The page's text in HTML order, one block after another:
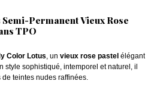
Permanent Vieux Rose
TPO
Color Lotus, un vieux rose pastel élégant
style sophistiqué, intemporel et naturel, il
teintes nudes raffinées.